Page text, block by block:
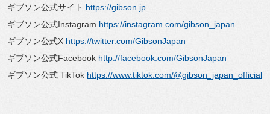
ギブソン公式サイト https://gibson.jp
ギブソン公式Instagram https://instagram.com/gibson_ japan
ギブソン公式X https://twitter.com/GibsonJapan
ギブソン公式Facebook http://facebook.com/GibsonJapan
ギブソン公式 TikTok https://www.tiktok.com/@gibson_japan_official